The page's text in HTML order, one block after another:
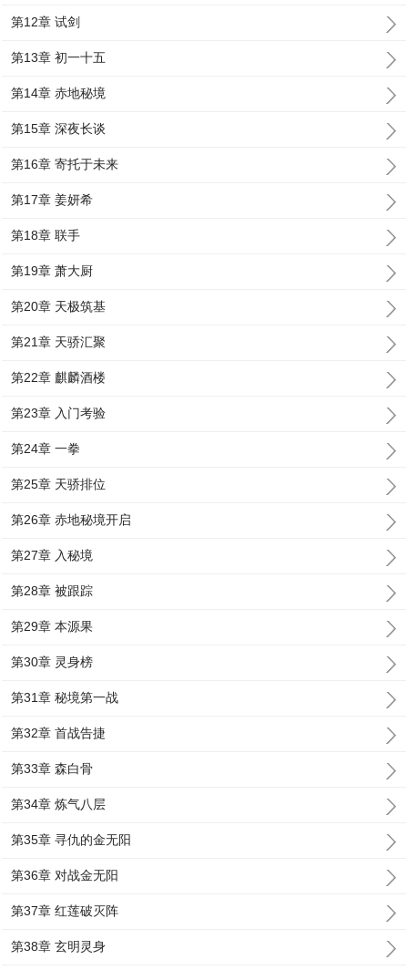
第12章 试剑
第13章 初一十五
第14章 赤地秘境
第15章 深夜长谈
第16章 寄托于未来
第17章 姜妍希
第18章 联手
第19章 萧大厨
第20章 天极筑基
第21章 天骄汇聚
第22章 麒麟酒楼
第23章 入门考验
第24章 一拳
第25章 天骄排位
第26章 赤地秘境开启
第27章 入秘境
第28章 被跟踪
第29章 本源果
第30章 灵身榜
第31章 秘境第一战
第32章 首战告捷
第33章 森白骨
第34章 炼气八层
第35章 寻仇的金无阳
第36章 对战金无阳
第37章 红莲破灭阵
第38章 玄明灵身